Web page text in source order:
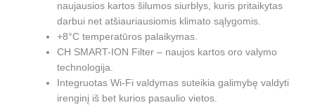
naujausios kartos šilumos siurblys, kuris pritaikytas
darbui net atšiauriausiomis klimato sąlygomis.
+8°C temperatūros palaikymas.
CH SMART-ION Filter – naujos kartos oro valymo
technologija.
Integruotas Wi-Fi valdymas suteikia galimybę valdyti
irenginį iš bet kurios pasaulio vietos.